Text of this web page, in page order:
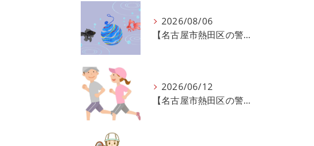
2026/08/06
【名古屋市熱田区の警備会社】夏季休業のお知らせ
2026/06/12
【名古屋市熱田区の警備会社】暑熱順化で熱中症対策を！